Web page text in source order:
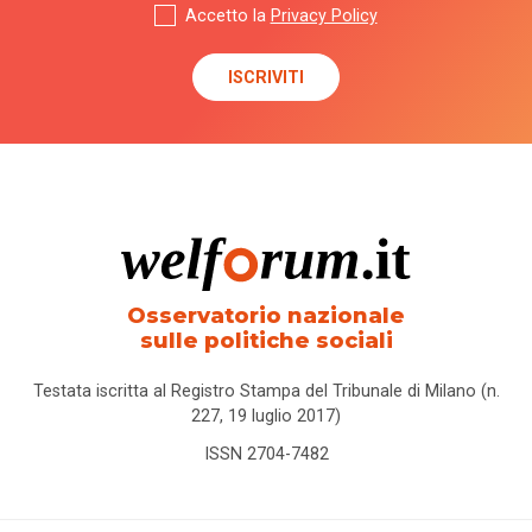
Accetto la Privacy Policy
Osservatorio nazionale
sulle politiche sociali
Testata iscritta al Registro Stampa del Tribunale di Milano (n.
227, 19 luglio 2017)
ISSN 2704-7482